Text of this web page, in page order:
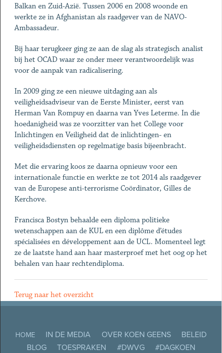
Balkan en Zuid-Azië. Tussen 2006 en 2008 woonde en
werkte ze in Afghanistan als raadgever van de NAVO-
Ambassadeur.
Bij haar terugkeer ging ze aan de slag als strategisch analist
bij het OCAD waar ze onder meer verantwoordelijk was
voor de aanpak van radicalisering.
In 2009 ging ze een nieuwe uitdaging aan als
veiligheidsadviseur van de Eerste Minister, eerst van
Herman Van Rompuy en daarna van Yves Leterme. In die
hoedanigheid was ze voorzitter van het College voor
Inlichtingen en Veiligheid dat de inlichtingen- en
veiligheidsdiensten op regelmatige basis bijeenbracht.
Met die ervaring koos ze daarna opnieuw voor een
internationale functie en werkte ze tot 2014 als raadgever
van de Europese anti-terrorisme Coördinator, Gilles de
Kerchove.
Francisca Bostyn behaalde een diploma politieke
wetenschappen aan de KUL en een diplôme d’études
spécialisées en développement aan de UCL. Momenteel legt
ze de laatste hand aan haar masterproef met het oog op het
behalen van haar rechtendiploma.
Terug naar het overzicht
HOME IN DE MEDIA OVER KOEN GEENS
BELEID
BLOG
TOESPRAKEN #DWVG
#DAGKOEN